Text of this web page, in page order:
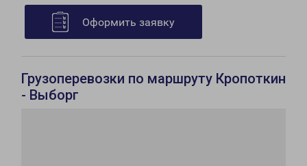
Оформить заявку
Грузоперевозки по маршруту Кропоткин
- Выборг